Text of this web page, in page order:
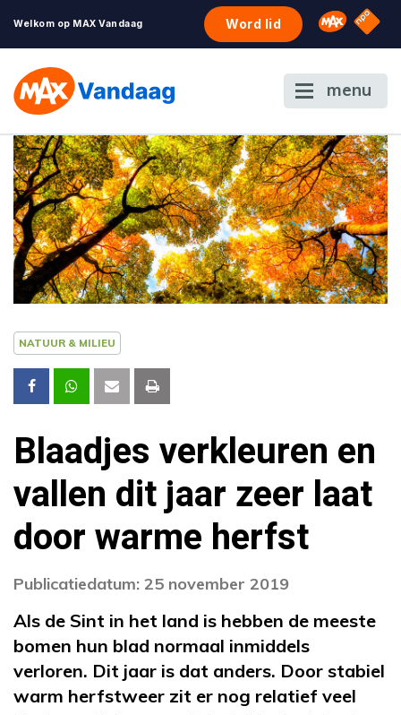
Welkom op MAX Vandaag Word lid Omroep
NPO
menu
NATUUR & MILIEU
Blaadjes verkleuren en
vallen dit jaar zeer laat
door warme herfst
Publicatiedatum: 25 november 2019
Als de Sint in het land is hebben de meeste
bomen hun blad normaal inmiddels
verloren. Dit jaar is dat anders. Door stabiel
warm herfstweer zit er nog relatief veel